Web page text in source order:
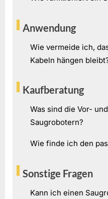
Anwendung
Wie vermeide ich,
Kabeln hängen
Kaufberatung
Was sind die Vor-
Saugrobotern?
Wie finde ich den
Sonstige Fragen
Kann ich einen